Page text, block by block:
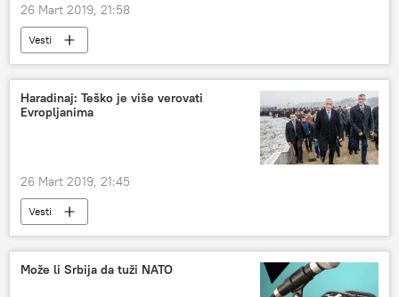
26 Mart 2019, 21:58
Vesti
Haradinaj: Teško je više verovati
Evropljanima
26 Mart 2019, 21:45
Vesti
Može li Srbija da tuži NATO